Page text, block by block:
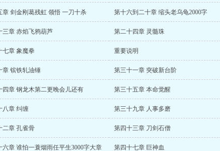
章 剑金刚葛残虹 领悟 一刀十杀 第十六到二十章 缩头老乌龟2000字
三章 赤焰飞鸦葫芦 第二十四章 灵髓珠
七章 象魔拳 重要说明
章 镔铁轧油锤 第三十一章 突破新台阶
四章 钢龙木第二更晚会儿还有 第三十五章 本命觉醒
八章 纠缠 第三十九章 人事多磨
二章 孔雀骨 第四十三章 刀剑石僧
六章 谁怕一蓑烟雨任平生3000字大章 第四十七章 巨神血